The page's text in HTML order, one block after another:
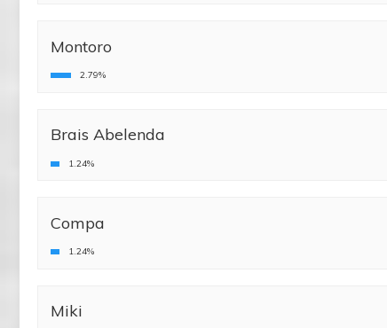
Montoro
2.79%
Brais Abelenda
1.24%
Compa
1.24%
Miki